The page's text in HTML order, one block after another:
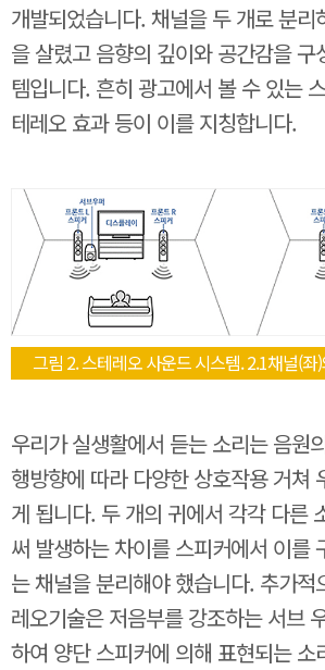
개발되었습니다. 채널을 두 개로 분리
을 살렸고 음향의 깊이와 공간감을 구
템입니다. 흔히 광고에서 볼 수 있는
테레오 효과 등이 이를 지칭합니다.
그림 2. 스테레오 사운드 시스템. 2.1채널(좌
우리가 실생활에서 듣는 소리는 음원
행방향에 따라 다양한 상호작용 거쳐
게 됩니다. 두 개의 귀에서 각각 다른
써 발생하는 차이를 스피커에서 이를
는 채널을 분리해야 했습니다. 추가
레오기술은 저음부를 강조하는 서브
하여 양단 스피커에 의해 표현되는 소